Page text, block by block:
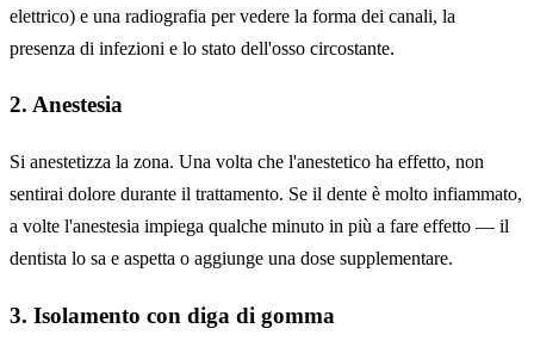
elettrico) e una radiografia per vedere la forma dei canali, la
presenza di infezioni e lo stato dell'osso circostante.
2. Anestesia
Si anestetizza la zona. Una volta che l'anestetico ha effetto, non
sentirai dolore durante il trattamento. Se il dente è molto infiammato,
a volte l'anestesia impiega qualche minuto in più a fare effetto — il
dentista lo sa e aspetta o aggiunge una dose supplementare.
3. Isolamento con diga di gomma